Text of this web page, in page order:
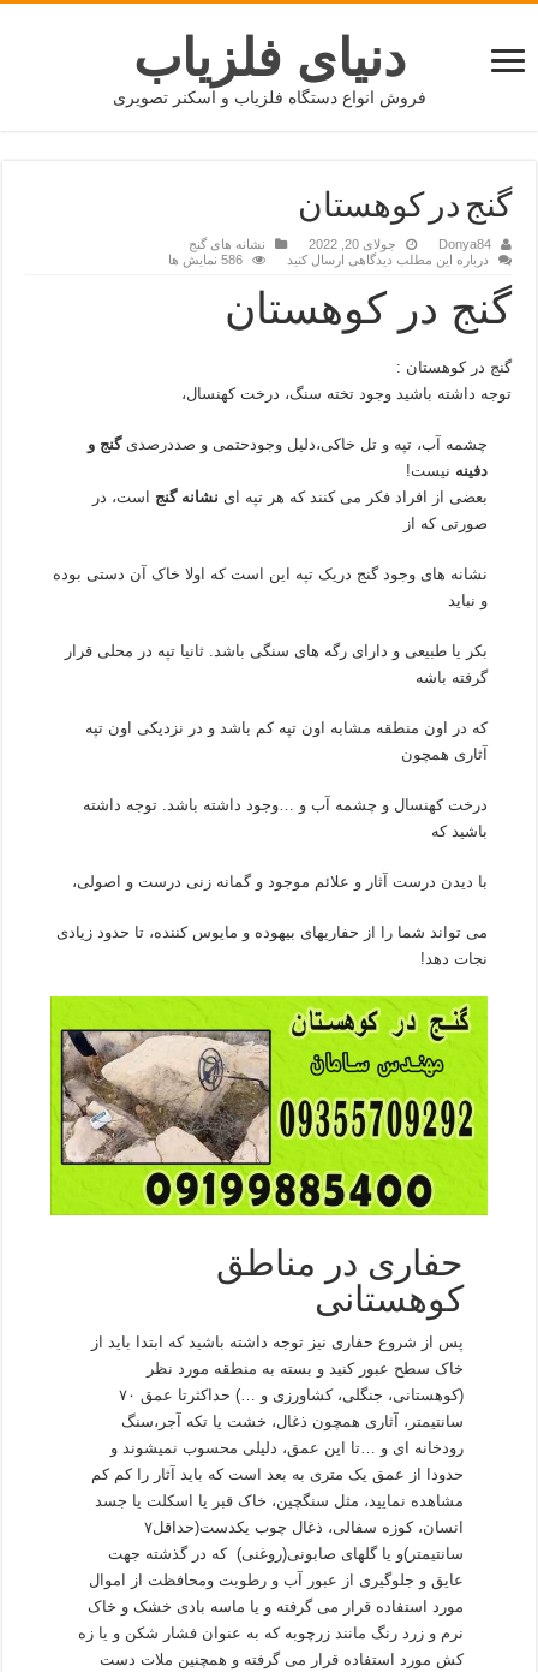
دنیای فلزیاب
فروش انواع دستگاه فلزیاب و اسکنر تصویری
گنج در کوهستان
Donya84 جولای 20, 2022
نشانه های گنج
درباره این مطلب دیدگاهی ارسال کنید
586 نمایش ها
گنج در کوهستان
گنج در کوهستان :
توجه داشته باشید وجود تخته سنگ، درخت کهنسال،
چشمه آب، تپه و تل خاکی،دلیل وجودحتمی و صددرصدیگنج و
دفینه نیست!
بعضی از افراد فکر می کنند که هر تپه ای نشانه گنج است، در
صورتی که از
نشانه های وجود گنج دریک تپه این است که اولا خاک آن دستی بوده
و نباید
بکر یا طبیعی و دارای رگه های سنگی باشد. ثانیا تپه در محلی قرار
گرفته باشه
که در اون منطقه مشابه اون تپه کم باشد و در نزدیکی اون تپه
آثاری همچون
درخت کهنسال و چشمه آب و …وجود داشته باشد. توجه داشته
باشید که
با دیدن درست آثار و علائم موجود و گمانه زنی درست و اصولی،
می تواند شما را از حفاریهای بیهوده و مایوس کننده، تا حدود زیادی
نجات دهد!
حفاری در مناطق
کوهستانی
پس از شروع حفاری نیز توجه داشته باشید که ابتدا باید از
خاک سطح عبور کنید و بسته به منطقه مورد نظر
(کوهستانی، جنگلی، کشاورزی و …) حداکثرتا عمق ۷۰
سانتیمتر، آثاری همچون ذغال، خشت یا تکه آجر،سنگ
رودخانه ای و …تا این عمق، دلیلی محسوب نمیشوند و
حدودا از عمق یک متری به بعد است که باید آثار را کم کم
مشاهده نمایید، مثل سنگچین، خاک قبر یا اسکلت یا جسد
انسان، کوزه سفالی، ذغال چوب یکدست(حداقل۷
سانتیمتر)و یا گلهای صابونی(روغنی) که در گذشته جهت
عایق و جلوگیری از عبور آب و رطوبت ومحافظت از اموال
مورد استفاده قرار می گرفته و یا ماسه بادی خشک و خاک
نرم و زرد رنگ مانند زرچوبه که به عنوان فشار شکن و یا زه
کش مورد استفاده قرار می گرفته و همچنین ملات دست